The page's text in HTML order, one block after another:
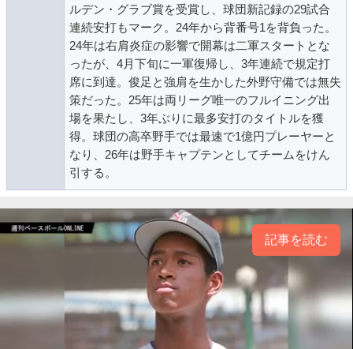
ルデン・グラブ賞を受賞し、球団新記録の29試合
連続安打もマーク。24年から背番号1を背負った。
24年は右肩炎症の影響で開幕は二軍スタートとな
ったが、4月下旬に一軍復帰し、3年連続で規定打
席に到達。俊足と強肩を生かした外野守備では無失
策だった。25年は両リーグ唯一のフルイニング出
場を果たし、3年ぶりに最多安打のタイトルを獲
得。球団の高卒野手では最速で1億円プレーヤーと
なり、26年は野手キャプテンとしてチームをけん
引する。
記事を読む